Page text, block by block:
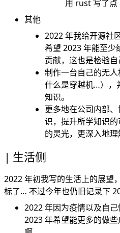
用 rust 写了点
其他
2022 年我给开源社
希望 2023 年能至少
贡献，这也是检验自
制作一台自己的无
什么是穿越机…），
知识。
更多地在公司内部
识，提升所学知识
的灵光，更深入地理
生活侧
2022 年初我写的生活上的展望
标了… 不过今年也仍旧记录下
2022 年因为疫情以及自己
2023 年希望能更多的做